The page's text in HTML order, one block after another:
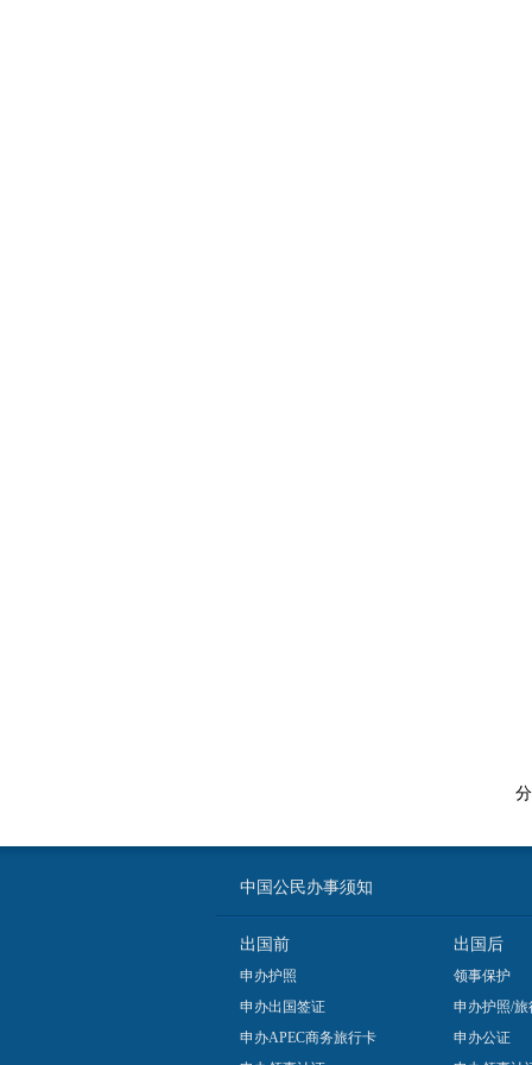
中国公民办事须知
出国前
申办护照
申办出国签证
申办APEC商务旅行卡
出国后
领事保护
申办护照/旅
申办公证